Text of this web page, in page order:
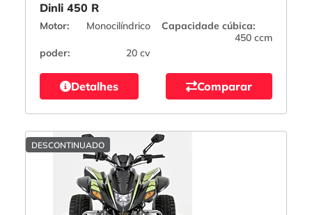
Dinli 450 R
Motor: Monocilíndrico
Capacidade cúbica:
450 ccm
poder:
20 cv
Detalhes Comparar
DESCONTINUADO